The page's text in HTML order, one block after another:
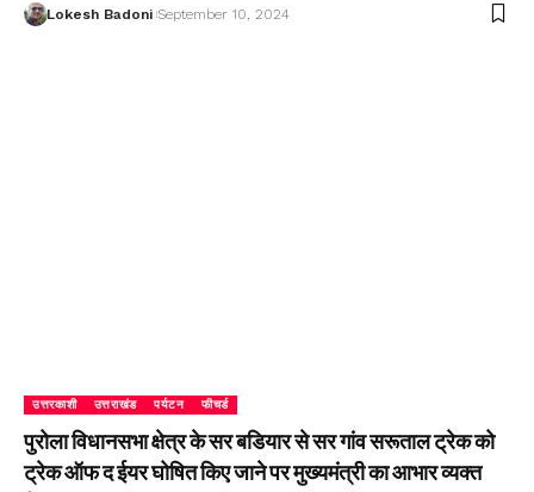
Lokesh Badoni September 10, 2024
उत्तरकाशी उत्तराखंड पर्यटन फीचर्ड
पुरोला विधानसभा क्षेत्र के सर बडियार से सर गांव सरूताल ट्रेक को
ट्रेक ऑफ द ईयर घोषित किए जाने पर मुख्यमंत्री का आभार व्यक्त